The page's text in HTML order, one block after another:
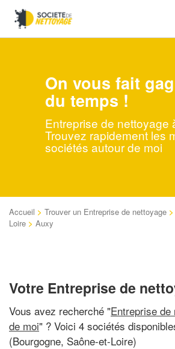
On vous fait
du temps !
Entreprise de nettoyage
Trouvez rapidement les
sociétés autour de moi
Accueil > Trouver un Entreprise de nettoyage >
Loire > Auxy
Votre Entreprise de
Vous avez recherché "Entreprise de
de moi" ? Voici 4 sociétés
(Bourgogne, Saône-et-Loire)